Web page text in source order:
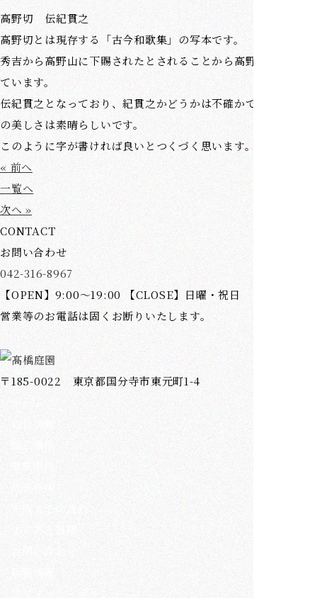
高野切 伝紀貫之
高野切とは現存する「古今和歌集」の写本です。
秀吉から高野山に下賜されたとされることから高野切と呼ばれ
ています。
伝紀貫之となっており、紀貫之かどうかは不確かですが、カナ
の美しさは素晴らしいです。
このように字が書ければ良いとつくづく思います。
« 前へ
一覧へ
次へ »
CONTACT
お問い合わせ
042-316-8967
【OPEN】9:00～19:00 【CLOSE】日曜・祝日
営業等のお電話は固くお断りいたします。
〒185-0022 東京都国分寺市東元町1-4
ホーム
会社情報
施工事例
事業案内
代表挨拶
完成までの流れ
よくある質問
お問い合わせ
新着情報
プライバシーポリシー